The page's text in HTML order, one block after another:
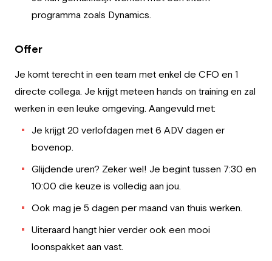
programma zoals Dynamics.
Offer
Je komt terecht in een team met enkel de CFO en 1
directe collega. Je krijgt meteen hands on training en zal
werken in een leuke omgeving. Aangevuld met:
Je krijgt 20 verlofdagen met 6 ADV dagen er
bovenop.
Glijdende uren? Zeker wel! Je begint tussen 7:30 en
10:00 die keuze is volledig aan jou.
Ook mag je 5 dagen per maand van thuis werken.
Uiteraard hangt hier verder ook een mooi
loonspakket aan vast.